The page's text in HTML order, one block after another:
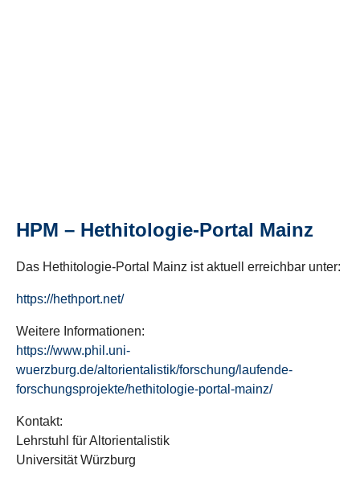
HPM – Hethitologie-Portal Mainz
Das Hethitologie-Portal Mainz ist aktuell erreichbar unter:
https://hethport.net/
Weitere Informationen:
https://www.phil.uni-
wuerzburg.de/altorientalistik/forschung/laufende-
forschungsprojekte/hethitologie-portal-mainz/
Kontakt:
Lehrstuhl für Altorientalistik
Universität Würzburg